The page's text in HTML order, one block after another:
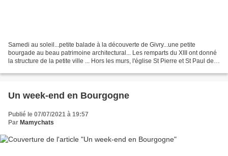
Samedi au soleil...petite balade à la découverte de Givry...une petite
bourgade au beau patrimoine architectural... Les remparts du XIII ont donné
la structure de la petite ville ... Hors les murs, l'église St Pierre et St Paul de
Un week-end en Bourgogne
Publié le 07/07/2021 à 19:57
Par Mamychats